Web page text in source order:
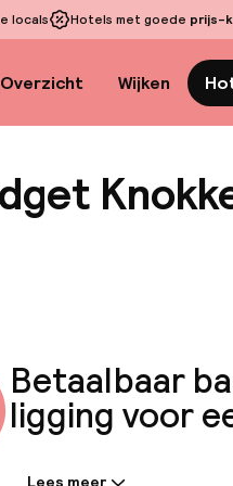
locals Hotels met goede prijs-
Overzicht Wijken
Betaalbaar
ligging voor
Lees meer